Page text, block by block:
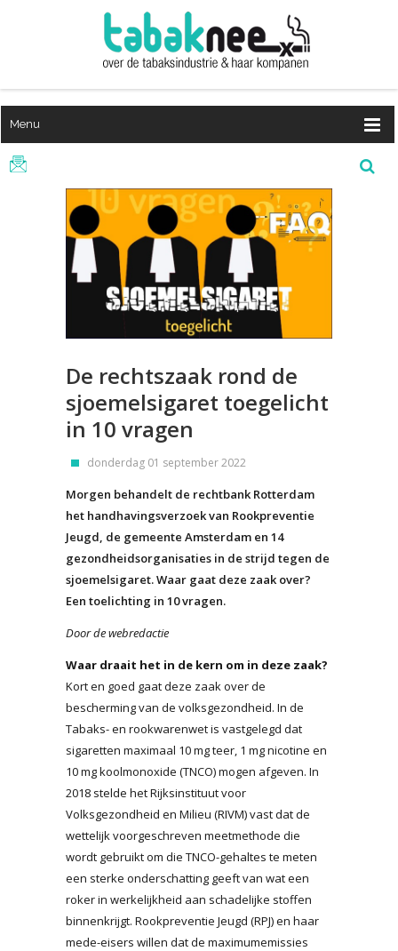
Menu
De rechtszaak rond de
sjoemelsigaret toegelicht
in 10 vragen
donderdag 01 september 2022
Morgen behandelt de rechtbank Rotterdam
het handhavingsverzoek van Rookpreventie
Jeugd, de gemeente Amsterdam en 14
gezondheidsorganisaties in de strijd tegen de
sjoemelsigaret. Waar gaat deze zaak over?
Een toelichting in 10 vragen.
Door de webredactie
Waar draait het in de kern om in deze zaak?
Kort en goed gaat deze zaak over de
bescherming van de volksgezondheid. In de
Tabaks- en rookwarenwet is vastgelegd dat
sigaretten maximaal 10 mg teer, 1 mg nicotine en
10 mg koolmonoxide (TNCO) mogen afgeven. In
2018 stelde het Rijksinstituut voor
Volksgezondheid en Milieu (RIVM) vast dat de
wettelijk voorgeschreven meetmethode die
wordt gebruikt om die TNCO-gehaltes te meten
een sterke onderschatting geeft van wat een
roker in werkelijkheid aan schadelijke stoffen
binnenkrijgt. Rookpreventie Jeugd (RPJ) en haar
mede-eisers willen dat de maximumemissies